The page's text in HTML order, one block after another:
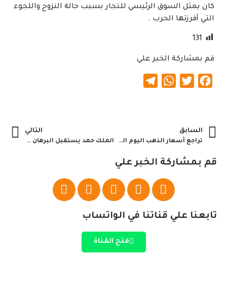
كان يمثل السوق الرئيسي للتجار بسبب حالة النزوح واللجوء
التي أفرزتها الحرب .
131
قم بمشاركة الخبر علي
Facebook
Twitter
WhatsApp
السابق
تراجع أسعار الذهب اليوم السودان
التالي
الملك حمد يستقبل البرهان في الصخير
قم بمشاركة الخبر علي
تابعنا علي قناتنا في الواتساب
فتح القناة